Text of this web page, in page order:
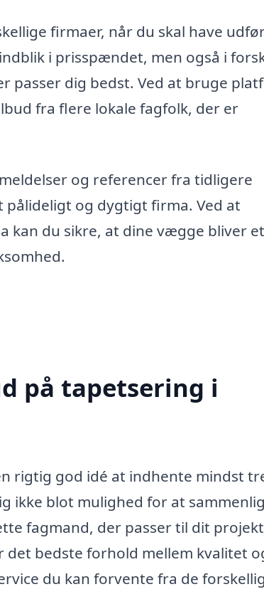
firmaer, når du skal have
i prisspændet, men også i
passer dig bedst. Ved at bruge
fra flere lokale fagfolk, der er
og referencer fra tidligere
og dygtigt firma. Ved at
kan du sikre, at dine vægge bliver et
på tapetsering i
rigtig god idé at indhente mindst
ikke blot mulighed for at
fagmand, der passer til dit
bedste forhold mellem kvalitet
du kan forvente fra de